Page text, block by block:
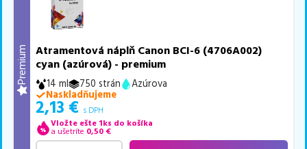
Premium
Atramentová náplň Canon BCI-6 (4706A002)
cyan (azúrová) - premium
14 ml 750 strán
Azúrova
Naskladňujeme
2,13 € s DPH
Vložte ešte 1ks do košíka
a ušetríte 0,50 €